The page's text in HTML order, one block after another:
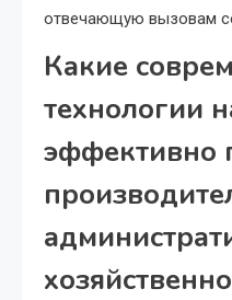
отвечающую вызовам
Какие
технологии
эффективно